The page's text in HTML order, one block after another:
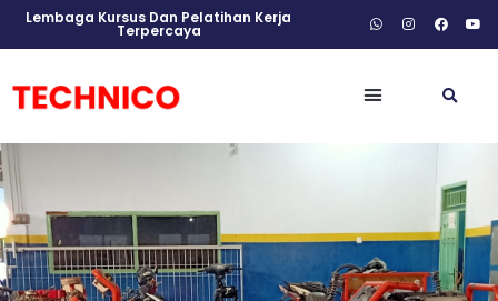
Lembaga Kursus Dan Pelatihan Kerja
Terpercaya